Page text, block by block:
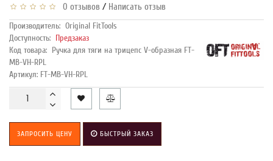
0 отзывов / Написать отзыв
Производитель: Original FitTools
Доступность: Предзаказ
Код товара: Ручка для тяги на трицепс V-образная FT-
MB-VH-RPL
Артикул: FT-MB-VH-RPL
ЗАПРОСИТЬ ЦЕНУ БЫСТРЫЙ ЗАКАЗ